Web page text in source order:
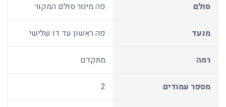
סולם פה מינור סולם המקור
מנעד פה ראשון עד דו שלישי
רמה מתקדם
מספר עמודים 2